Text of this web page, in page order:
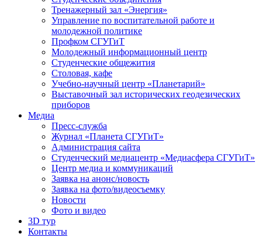
Тренажерный зал «Энергия»
Управление по воспитательной работе и
молодежной политике
Профком СГУГиТ
Молодежный информационный центр
Студенческие общежития
Столовая, кафе
Учебно-научный центр «Планетарий»
Выставочный зал исторических геодезических
приборов
Медиа
Пресс-служба
Журнал «Планета СГУГиТ»
Администрация сайта
Студенческий медиацентр «Медиасфера СГУГиТ»
Центр медиа и коммуникаций
Заявка на анонс/новость
Заявка на фото/видеосъемку
Новости
Фото и видео
3D тур
Контакты